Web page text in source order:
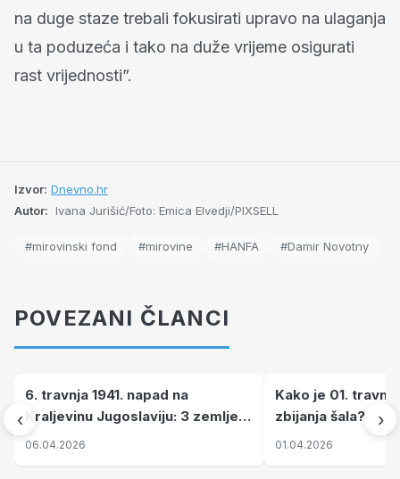
na duge staze trebali fokusirati upravo na ulaganja
u ta poduzeća i tako na duže vrijeme osigurati
rast vrijednosti”.
Izvor: Dnevno.hr
Autor: Ivana Jurišić/Foto: Emica Elvedji/PIXSELL
#mirovinski fond #mirovine #HANFA #Damir Novotny
POVEZANI ČLANCI
‹
6. travnja 1941. napad na
Kraljevinu Jugoslaviju: 3 zemlje
nastale njenim raspadom
06.04.2026
Kako je 01.
zbijanja šala?
01.04.2026
›